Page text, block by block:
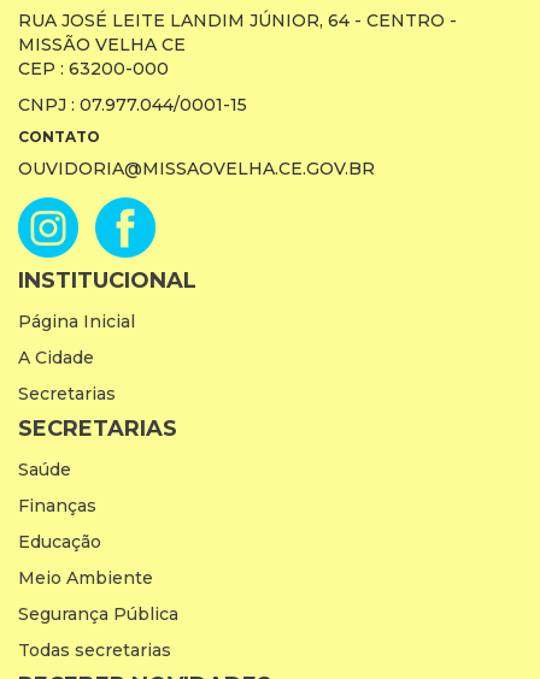
RUA JOSÉ LEITE LANDIM JÚNIOR, 64 - CENTRO -
MISSÃO VELHA CE
CEP : 63200-000
CNPJ : 07.977.044/0001-15
CONTATO
OUVIDORIA@MISSAOVELHA.CE.GOV.BR
INSTITUCIONAL
Página Inicial
A Cidade
Secretarias
SECRETARIAS
Saúde
Finanças
Educação
Meio Ambiente
Segurança Pública
Todas secretarias